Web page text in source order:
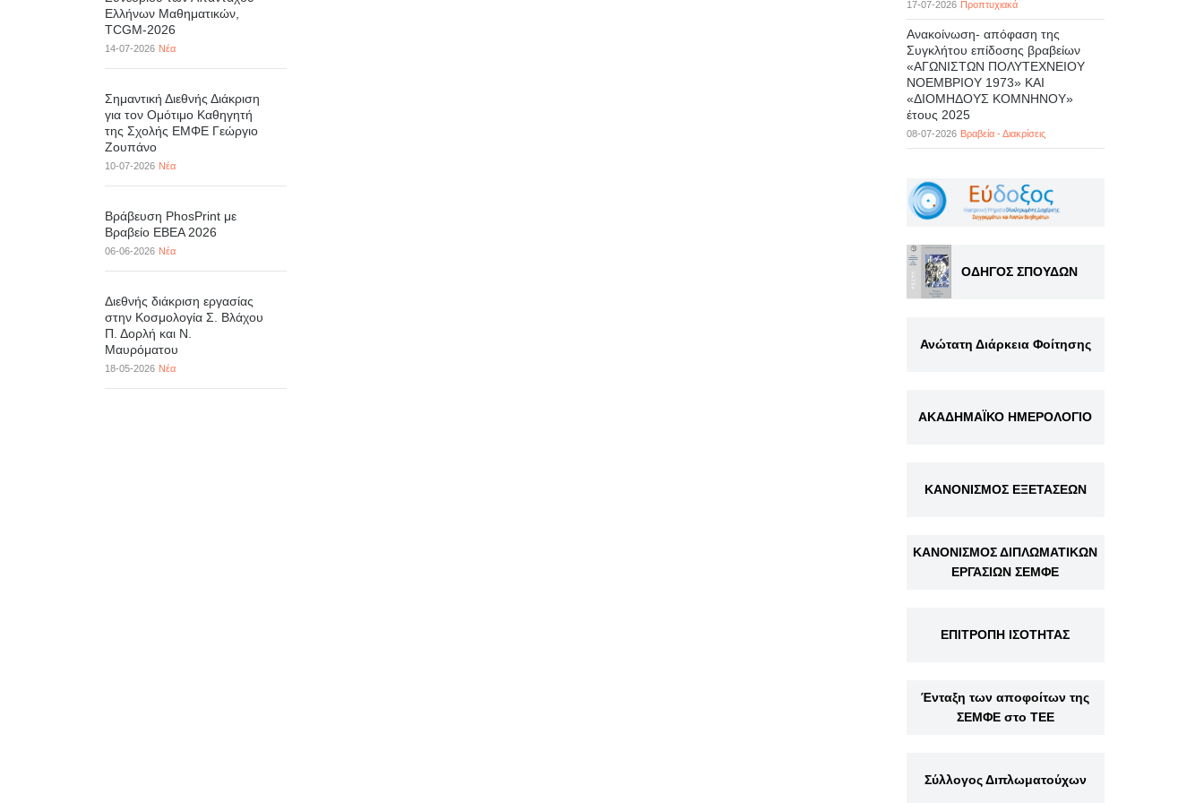
Ελλήνων Μαθηματικών,
TCGM-2026
14-07-2026 Νέα
Σημαντική Διεθνής Διάκριση
για τον Ομότιμο Καθηγητή
της Σχολής ΕΜΦΕ Γεώργιο
Ζουπάνο
10-07-2026 Νέα
Βράβευση PhosPrint με
Βραβείο ΕΒΕΑ 2026
06-06-2026 Νέα
Διεθνής διάκριση εργασίας
στην Κοσμολογία Σ. Βλάχου
Π. Δορλή και Ν.
Μαυρόματου
18-05-2026 Νέα
17-07-2026 Προπτυχιακά
Ανακοίνωση- απόφαση της
Συγκλήτου επίδοσης βραβείων
«ΑΓΩΝΙΣΤΩΝ ΠΟΛΥΤΕΧΝΕΙΟΥ
ΝΟΕΜΒΡΙΟΥ 1973» ΚΑΙ
«ΔΙΟΜΗΔΟΥΣ ΚΟΜΝΗΝΟΥ»
έτους 2025
08-07-2026 Βραβεία - Διακρίσεις
ΟΔΗΓΟΣ ΣΠΟΥΔΩΝ
Ανώτατη Διάρκεια Φοίτησης
ΑΚΑΔΗΜΑΪΚΟ ΗΜΕΡΟΛΟΓΙΟ
ΚΑΝΟΝΙΣΜΟΣ ΕΞΕΤΑΣΕΩΝ
ΚΑΝΟΝΙΣΜΟΣ ΔΙΠΛΩΜΑΤΙΚΩΝ
ΕΡΓΑΣΙΩΝ ΣΕΜΦΕ
ΕΠΙΤΡΟΠΗ ΙΣΟΤΗΤΑΣ
Ένταξη των αποφοίτων της
ΣΕΜΦΕ στο ΤΕΕ
Σύλλογος Διπλωματούχων